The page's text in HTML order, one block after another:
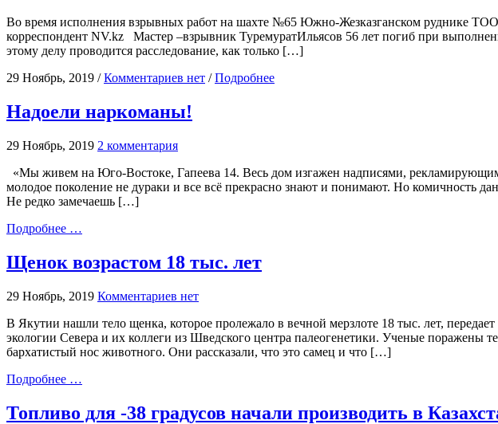
Во время исполнения взрывных работ на шахте №65 Южно-Жезказганском руднике ТОО
корреспондент NV.kz Мастер –взрывник ТуремуратИльясов 56 лет погиб при
этому делу проводится расследование, как только […]
29 Ноябрь, 2019 /Комментариев нет /Подробнее
Надоели наркоманы!
29 Ноябрь, 2019 2 комментария
«Мы живем на Юго-Востоке, Гапеева 14. Весь дом изгажен надписями,
молодое поколение не дураки и все всё прекрасно знают и понимают. Но
Не редко замечаешь […]
Подробнее …
Щенок возрастом 18 тыс. лет
29 Ноябрь, 2019 Комментариев нет
В Якутии нашли тело щенка, которое пролежало в вечной мерзлоте 18 тыс. лет,
экологии Севера и их коллеги из Шведского центра палеогенетики. Ученые
бархатистый нос животного. Они рассказали, что это самец и что […]
Подробнее …
Топливо для -38 градусов начали производить в